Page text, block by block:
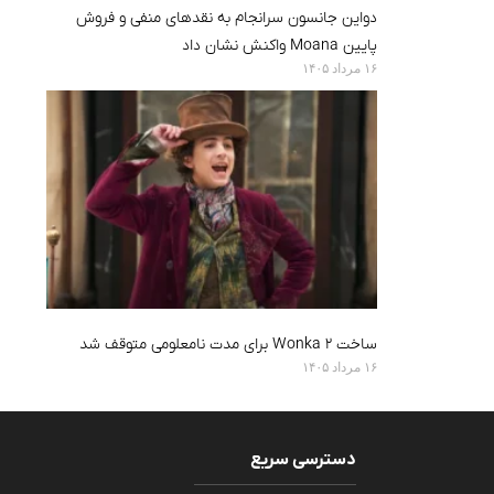
دواین جانسون سرانجام به نقدهای منفی و فروش
پایین Moana واکنش نشان داد
۱۶ مرداد ۱۴۰۵
ساخت Wonka 2 برای مدت نامعلومی متوقف شد
۱۶ مرداد ۱۴۰۵
دسترسی سریع